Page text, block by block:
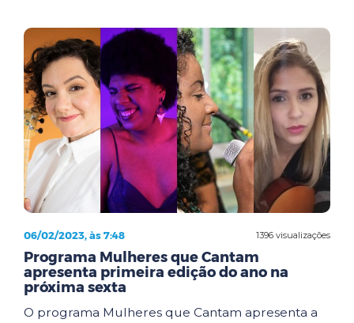
1396 visualizações
06/02/2023, às 7:48
Programa Mulheres que Cantam
apresenta primeira edição do ano na
próxima sexta
O programa Mulheres que Cantam apresenta a